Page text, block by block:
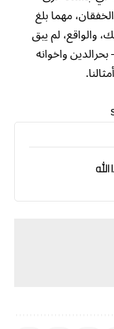
مهما بلغ
والواقع، لم يبق
واخوانه